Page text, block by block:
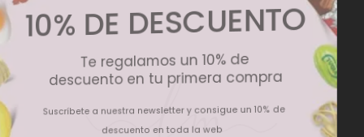
10% DE DESCUENTO
Te regalamos un 10% de
descuento en tu primera compra
Suscríbete a nuestra newsletter y consigue un 10% de
descuento en toda la web